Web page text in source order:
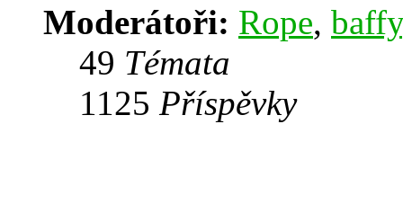
Moderátoři: Rope, baffy
49 Témata
1125 Příspěvky